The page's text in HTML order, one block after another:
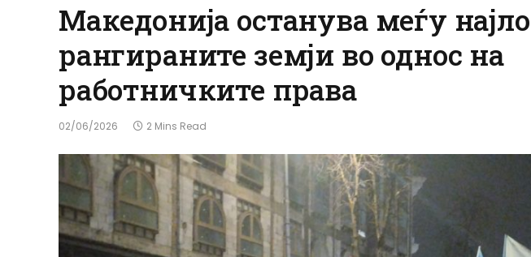
Македонија останува меѓу
рангираните земји во однос на
работничките права
02/06/2026 2 Mins Read